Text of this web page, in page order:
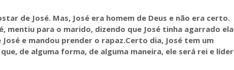
de José. Mas, José era homem de Deus e não era certo.
mentiu para o marido, dizendo que José tinha agarrado ela
e mandou prender o rapaz.Certo dia, José tem um
de alguma forma, de alguma maneira, ele será rei e líder